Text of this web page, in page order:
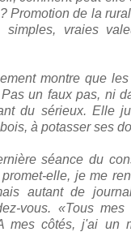
Promotion de la
simples, vraies
montre que
un faux pas, ni
du sérieux. Elle
à potasser ses
séance du
elle, je me
autant de
vous. «Tous mes
mes côtés, j'ai un